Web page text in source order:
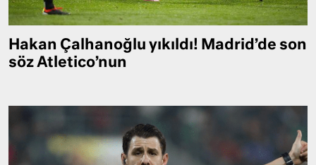
Hakan Çalhanoğlu yıkıldı! Madrid’de son
söz Atletico’nun